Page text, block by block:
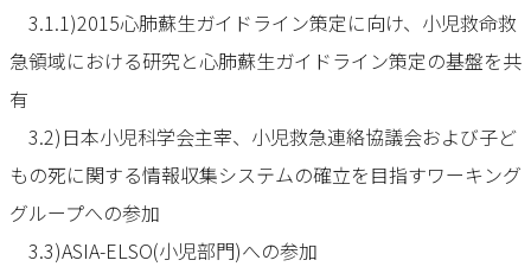
3.1.1)2015心肺蘇生ガイドライン策定に向け、小児救命救
急領域における研究と心肺蘇生ガイドライン策定の基盤を共
有
3.2)日本小児科学会主宰、小児救急連絡協議会および子ど
もの死に関する情報収集システムの確立を目指すワーキング
グループへの参加
3.3)ASIA-ELSO(小児部門)への参加